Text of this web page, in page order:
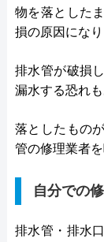
物を落とした
損の原因になり
排水管が破損
漏水する恐れ
落としたもの
管の修理業者
自分での
排水管・排水